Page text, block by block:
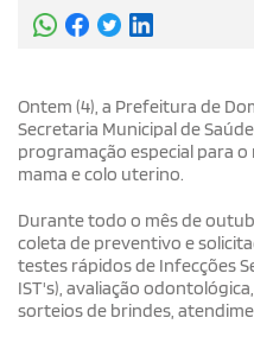
Ontem (4), a Prefeitura de
Secretaria Municipal de
programação especial para
mama e colo uterino.
Durante todo o mês de
coleta de preventivo e
testes rápidos de Infecções
IST's), avaliação
sorteios de brindes,